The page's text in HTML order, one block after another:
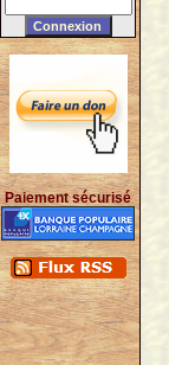
Paiement sécurisé